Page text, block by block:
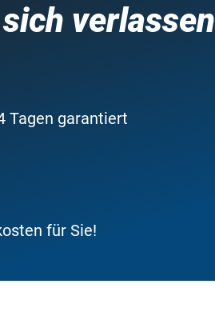
verlassen
Tagen garantiert
für Sie!